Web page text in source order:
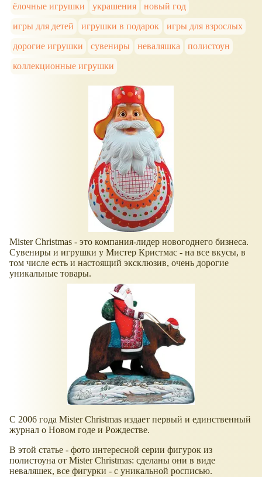
ёлочные игрушки украшения
новый год
игры для детей
игрушки в подарок
игры для взрослых
дорогие игрушки
сувениры неваляшка
полистоун
коллекционные игрушки
Mister Christmas - это компания-лидер новогоднего бизнеса.
Сувениры и игрушки у Мистер Кристмас - на все вкусы, в
том числе есть и настоящий эксклюзив, очень дорогие
уникальные товары.
С 2006 года Mister Christmas издает первый и единственный
журнал о Новом годе и Рождестве.
В этой статье - фото интересной серии фигурок из
полистоуна от Mister Christmas: сделаны они в виде
неваляшек, все фигурки - с уникальной росписью.